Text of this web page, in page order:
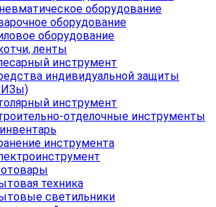
оборудование
оборудование
оборудование
ленты
инструмент
индивидуальной защиты
инструмент
отделочные инструменты
инструмента
техника
светильники